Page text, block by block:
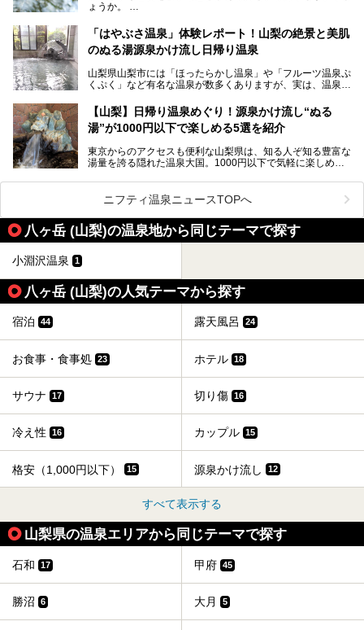
不可なこともあり、全国の温泉ファンがこの温泉を求めて
では循環濾過の沸かし湯が一般的ですが、ここは本物の極上
温泉。まさに価格破壊と言えるクオリティです。
室や無料朝食などをご紹介。温泉通が口を揃えて絶賛する神
コスパ宿の全貌を徹底解説します！
ょうか。
なかなか体験できない、湯治体験が日帰りでできる温浴施設
が山梨にあります。
ぴあ」の魅力をご紹介します。
提供元：株式会社湯ーとぴあ【PR】
この記事は株式会社湯ーとぴあのPRレポート記事です。
「はやぶさ温泉」体験レポート！山梨の絶景と美肌
のぬる湯源泉かけ流し日帰り温泉
山梨県山梨市には「ほったらかし温泉」や「フルーツ温泉ぷ
くぷく」など有名な温泉が数多くありますが、実は、温泉マ
です。今回紹介する「はやぶさ温泉」も、そのひとつ。温泉
はもちろん、絶景や地元食材を活かしたグルメも堪能できま
す。
します。
【山梨】日帰り温泉めぐり！源泉かけ流し“ぬる
湯”が1000円以下で楽しめる5選を紹介
東京からのアクセスも便利な山梨県は、知る人ぞ知る豊富な
湯量を誇る隠れた温泉大国。1000円以下で気軽に楽しめ
も、これからの季節に嬉しい、じんわりと体の芯まで温ま
る“ぬる湯”が豊富なのも魅力。今回は、湯質も抜群で心ゆく
までリラックスできる山梨のお得な日帰り温泉を、実際体験
した感想と共に紹介します。
※ぬる湯とは35℃～39℃程度の体温に近いぬるめ温泉のこ
ニフティ温泉ニュースTOPへ
八ヶ岳 (山梨)の温泉地から同じテーマで探す
小淵沢温泉 1
八ヶ岳 (山梨)の人気テーマから探す
宿泊 44 露天風呂 24
お食事・食事処 23 ホテル 18
サウナ 17 切り傷 16
冷え性 16 カップル 15
格安（1,000円以下） 15 源泉かけ流し 12
すべて表示する
山梨県の温泉エリアから同じテーマで探す
石和 17 甲府 45
勝沼 6 大月 5